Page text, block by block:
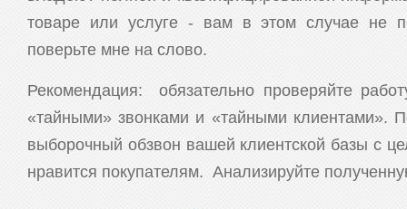
товаре или услуге - вам в этом случае не
поверьте мне на слово.
Рекомендация: обязательно проверяйте
«тайными» звонками и «тайными клиентами».
выборочный обзвон вашей клиентской базы с
нравится покупателям. Анализируйте